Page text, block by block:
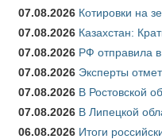
07.08.2026 Котировки на
07.08.2026 Казахстан:
07.08.2026 РФ отправила
07.08.2026 Эксперты
07.08.2026 В Ростовской
07.08.2026 В Липецкой
06.08.2026 Итоги